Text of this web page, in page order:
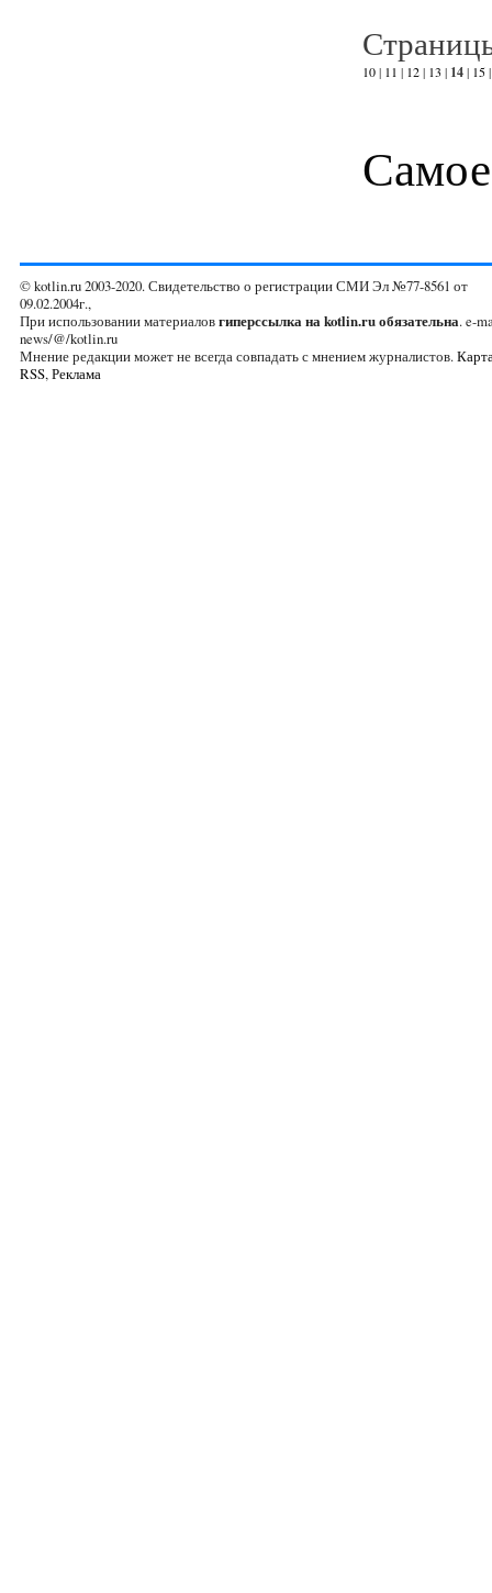
10| 11 | 12| 13 | 14| 15
© kotlin.ru 2003-2020. Свидетельство о регистрации СМИ Эл №77-8561 от
09.02.2004г.,
При использовании материаловгиперссылка на kotlin.ru обязательна. e-
news/@/kotlin.ru
Мнение редакции может не всегда совпадать с мнением журналистов.
RSS,Реклама